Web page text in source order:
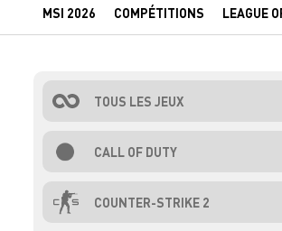
MSI 2026 COMPÉTITIONS LEAGUE
TOUS LES JEUX
CALL OF DUTY
COUNTER-STRIKE 2